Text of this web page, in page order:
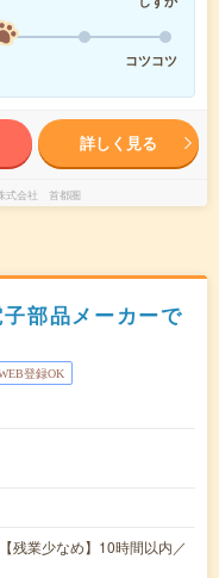
コツコツ
詳しく見る
式会社 首都圏
子部品メーカーで
登録OK
残業少なめ】10時間以内／